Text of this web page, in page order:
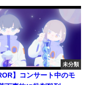
未分類
】コンサート中のモ